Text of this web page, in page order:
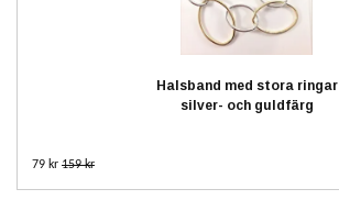
Halsband med stora ringar
silver- och guldfärg
79 kr 159 kr